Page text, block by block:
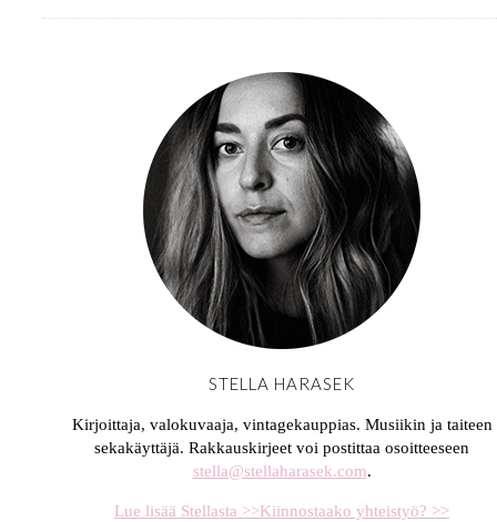
STELLA HARASEK
Kirjoittaja, valokuvaaja, vintagekauppias. Musiikin ja taiteen
sekakäyttäjä. Rakkauskirjeet voi postittaa osoitteeseen
stella@stellaharasek.com.
Lue lisää Stellasta >>Kiinnostaako yhteistyö? >>